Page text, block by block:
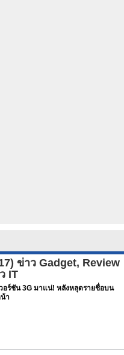
ข่าว Gadget, Review
IT
อร์ชัน 3G มาแน่! หลังหลุดรายชื่อบน
า